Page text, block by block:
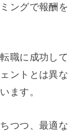
ングで報酬を
職に成功して
ントとは異な
ます。
つつ、最適な